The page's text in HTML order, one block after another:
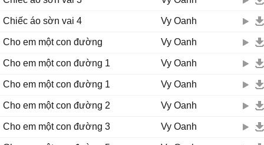
Chiếc áo sờn vai 4 Vy Oanh
Cho em một con đường Vy Oanh
Cho em một con đường 1 Vy Oanh
Cho em một con đường 1 Vy Oanh
Cho em một con đường 2 Vy Oanh
Cho em một con đường 3 Vy Oanh